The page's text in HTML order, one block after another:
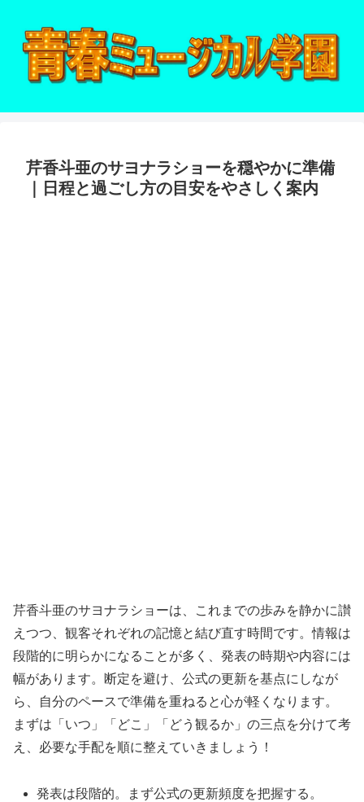
芹香斗亜のサヨナラショーを穏やかに準備
｜日程と過ごし方の目安をやさしく案内
芹香斗亜のサヨナラショーは、これまでの歩みを静かに讃
えつつ、観客それぞれの記憶と結び直す時間です。情報は
段階的に明らかになることが多く、発表の時期や内容には
幅があります。断定を避け、公式の更新を基点にしなが
ら、自分のペースで準備を重ねると心が軽くなります。
まずは「いつ」「どこ」「どう観るか」の三点を分けて考
え、必要な手配を順に整えていきましょう！
発表は段階的。まず公式の更新頻度を把握する。